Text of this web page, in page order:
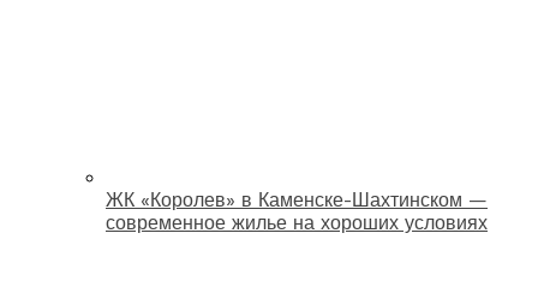
ЖК «Королев» в Каменске-Шахтинском —
современное жилье на хороших условиях